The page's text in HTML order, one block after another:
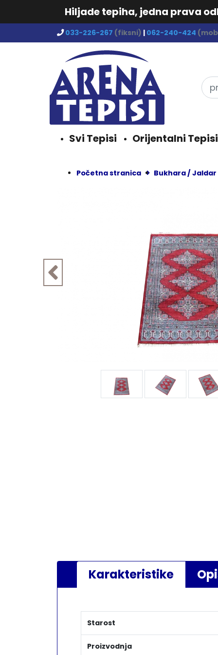
Hiljade tepiha, jedna prava
033-226-267 (fiksni) | 062-240-424
Svi Tepisi Orijentalni Tepisi
Početna stranica Bukhara / Jaldar
Karakteristike
Starost
Proizvodnja